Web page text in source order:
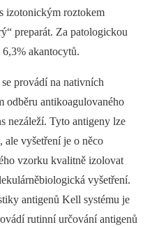
izotonickým roztokem
preparát. Za patologickou
akantocytů.
provádí na nativních
odběru antikoagulovaného
nezáleží. Tyto antigeny lze
ale vyšetření je o něco
vzorku kvalitně izolovat
vyšetření.
antigenů Kell systému je
rutinní určování antigenů